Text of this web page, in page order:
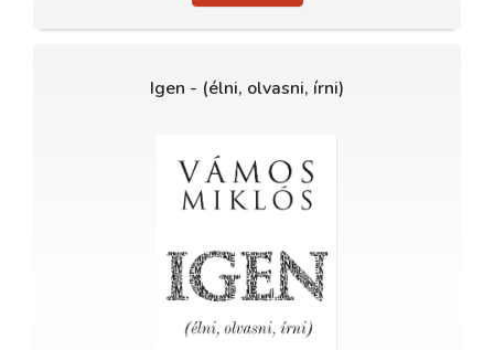
Igen - (élni, olvasni, írni)